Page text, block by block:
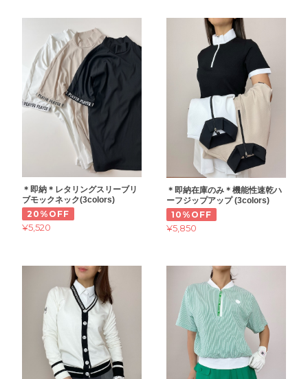
＊即納＊レタリングスリーブリ
ブモックネック(3colors)
20%OFF
¥5,520
＊即納在庫のみ＊機能性速乾ハ
ーフジップアップ (3colors)
10%OFF
¥5,850